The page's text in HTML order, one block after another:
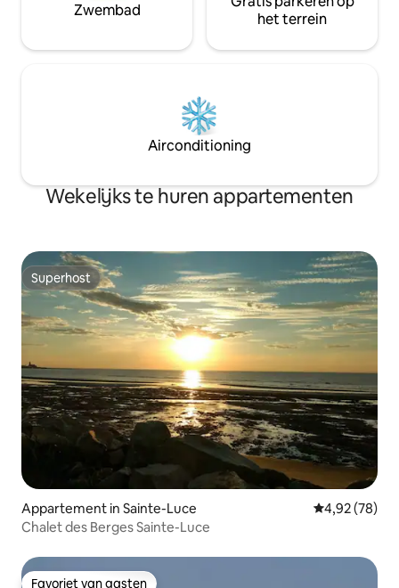
Zwembad
het terrein
Airconditioning
Wekelijks te huren appartementen
Superhost
Superhost
Appartement in Sainte-Luce Gemiddelde
4,92 (78)
Chalet des Berges Sainte-Luce
Favoriet van gasten